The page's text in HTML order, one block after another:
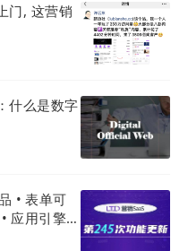
门, 这营销
什么是数字
• 表单可
应用引擎可